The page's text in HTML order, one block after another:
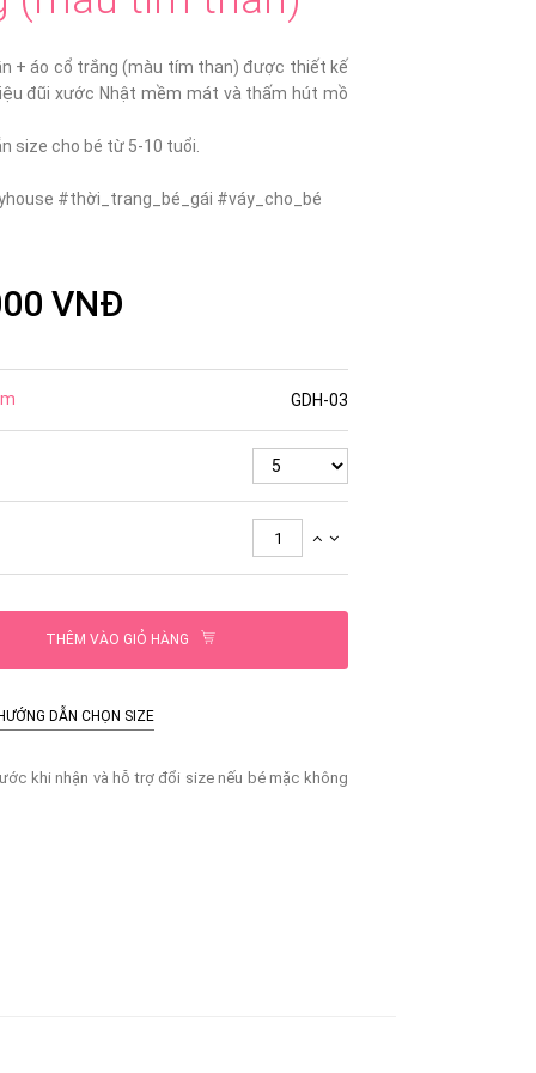
+ áo cổ trắng (màu tím than) được thiết kế
đũi xước Nhật mềm mát và thấm hút mồ
size cho bé từ 5-10 tuổi.
#thời_trang_bé_gái #váy_cho_bé
VNĐ
GDH-03
THÊM VÀO GIỎ HÀNG
DẪN CHỌN SIZE
khi nhận và hỗ trợ đổi size nếu bé mặc không